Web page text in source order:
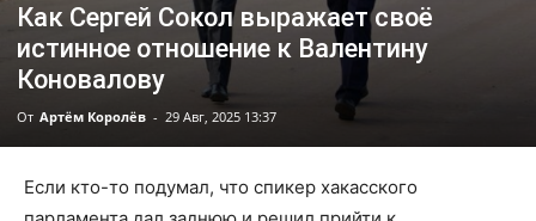
Как Сергей Сокол выражает своё
истинное отношение к Валентину
Коновалову
От Артём Королёв - 29 Авг, 2025 13:37
Если кто-то подумал, что спикер хакасского